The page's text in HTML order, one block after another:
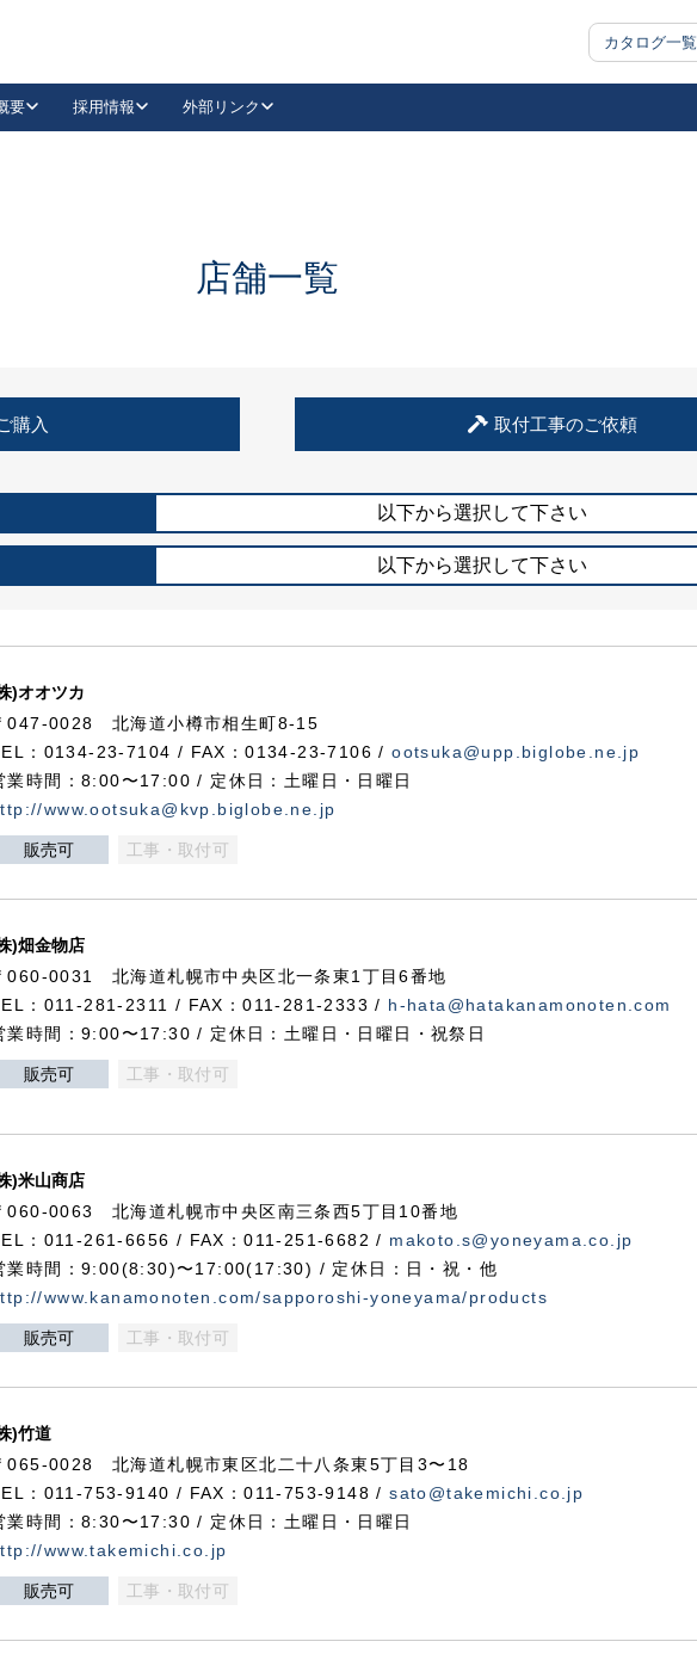
カタログ一覧
抗ウイルス・抗菌製品
要 採用情報 外部リンク
LinkedIn
住宅使用部材標準化推進協議会
店舗一覧
購入 取付工事のご依頼
以下から選択して下さい
以下から選択して下さい
)オオツカ
047-0028 北海道小樽市相生町8-15
：0134-23-7104 / FAX：0134-23-7106 /ootsuka@upp.biglobe.ne.jp
業時間：8:00〜17:00 / 定休日：土曜日・日曜日
www.ootsuka@kvp.biglobe.ne.jp
販売可 工事・取付可
)畑金物店
060-0031 北海道札幌市中央区北一条東1丁目6番地
：011-281-2311 / FAX：011-281-2333 / h-hata@hatakanamonoten.com
業時間：9:00〜17:30 / 定休日：土曜日・日曜日・祝祭日
販売可 工事・取付可
)米山商店
060-0063 北海道札幌市中央区南三条西5丁目10番地
：011-261-6656 / FAX：011-251-6682 / makoto.s@yoneyama.co.jp
業時間：9:00(8:30)〜17:00(17:30) / 定休日：日・祝・他
www.kanamonoten.com/sapporoshi-yoneyama/products
販売可 工事・取付可
)竹道
065-0028 北海道札幌市東区北二十八条東5丁目3〜18
：011-753-9140 / FAX：011-753-9148 /sato@takemichi.co.jp
業時間：8:30〜17:30 / 定休日：土曜日・日曜日
www.takemichi.co.jp
販売可 工事・取付可